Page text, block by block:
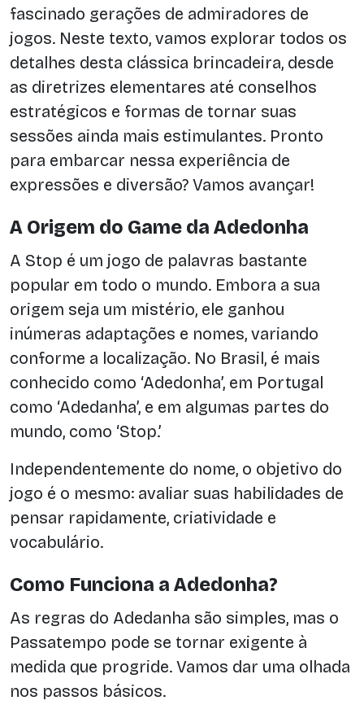
fascinado gerações de admiradores de
jogos. Neste texto, vamos explorar todos os
detalhes desta clássica brincadeira, desde
as diretrizes elementares até conselhos
estratégicos e formas de tornar suas
sessões ainda mais estimulantes. Pronto
para embarcar nessa experiência de
expressões e diversão? Vamos avançar!
A Origem do Game da Adedonha
A Stop é um jogo de palavras bastante
popular em todo o mundo. Embora a sua
origem seja um mistério, ele ganhou
inúmeras adaptações e nomes, variando
conforme a localização. No Brasil, é mais
conhecido como ‘Adedonha’, em Portugal
como ‘Adedanha’, e em algumas partes do
mundo, como ‘Stop.’
Independentemente do nome, o objetivo do
jogo é o mesmo: avaliar suas habilidades de
pensar rapidamente, criatividade e
vocabulário.
Como Funciona a Adedonha?
As regras do Adedanha são simples, mas o
Passatempo pode se tornar exigente à
medida que progride. Vamos dar uma olhada
nos passos básicos.